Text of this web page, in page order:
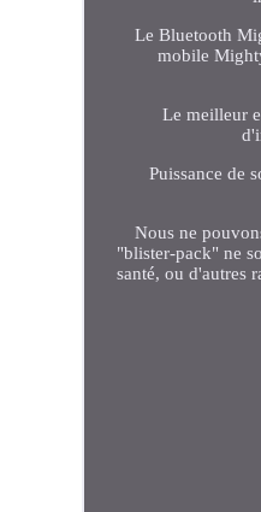
Le Bluetooth
mobile
Le meilleur
Puissance de
Nous ne
"blister-pack" ne
santé, ou d'autres